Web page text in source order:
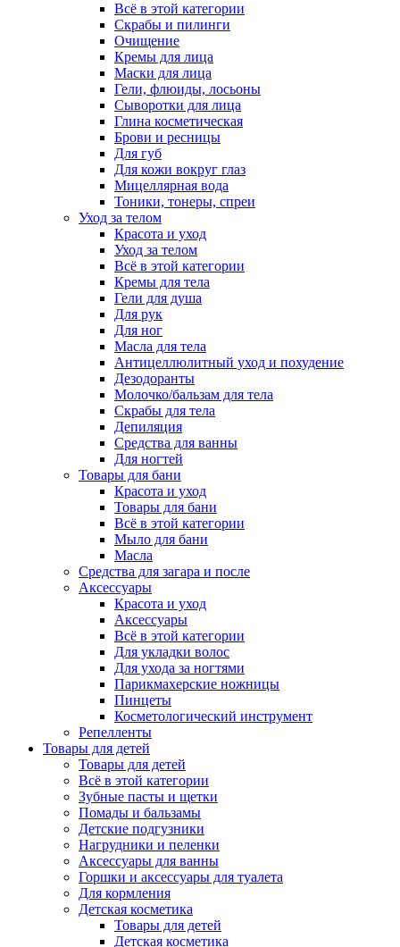
Всё в этой категории
Скрабы и пилинги
Очищение
Кремы для лица
Маски для лица
Гели, флюиды, лосьоны
Сыворотки для лица
Глина косметическая
Брови и ресницы
Для губ
Для кожи вокруг глаз
Мицеллярная вода
Тоники, тонеры, спреи
Уход за телом
Красота и уход
Уход за телом
Всё в этой категории
Кремы для тела
Гели для душа
Для рук
Для ног
Масла для тела
Антицеллюлитный уход и похудение
Дезодоранты
Молочко/бальзам для тела
Скрабы для тела
Депиляция
Средства для ванны
Для ногтей
Товары для бани
Красота и уход
Товары для бани
Всё в этой категории
Мыло для бани
Масла
Средства для загара и после
Аксессуары
Красота и уход
Аксессуары
Всё в этой категории
Для укладки волос
Для ухода за ногтями
Парикмахерские ножницы
Пинцеты
Косметологический инструмент
Репелленты
Товары для детей
Товары для детей
Всё в этой категории
Зубные пасты и щетки
Помады и бальзамы
Детские подгузники
Нагрудники и пеленки
Аксессуары для ванны
Горшки и аксессуары для туалета
Для кормления
Детская косметика
Товары для детей
Детская косметика